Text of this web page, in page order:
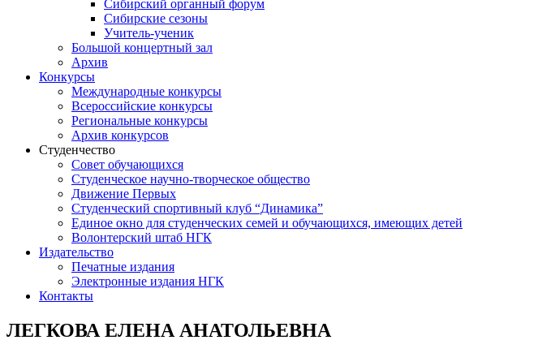
Сибирский органный форум
Сибирские сезоны
Учитель-ученик
Большой концертный зал
Архив
Конкурсы
Международные конкурсы
Всероссийские конкурсы
Региональные конкурсы
Архив конкурсов
Студенчество
Совет обучающихся
Студенческое научно-творческое общество
Движение Первых
Студенческий спортивный клуб “Динамика”
Единое окно для студенческих семей и обучающихся, имеющих детей
Волонтерский штаб НГК
Издательство
Печатные издания
Электронные издания НГК
Контакты
ЛЕГКОВА ЕЛЕНА АНАТОЛЬЕВНА